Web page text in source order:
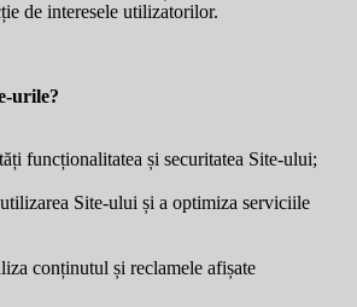
de interesele utilizatorilor.
urile?
funcționalitatea și securitatea Site-ului;
Site-ului și a optimiza serviciile
conținutul și reclamele afișate